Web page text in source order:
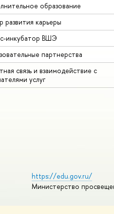
образование
развития карьеры
инкубатор ВШЭ
партнерства
связь и взаимодействие с
услуг
https://edu.gov.ru/
Министерство